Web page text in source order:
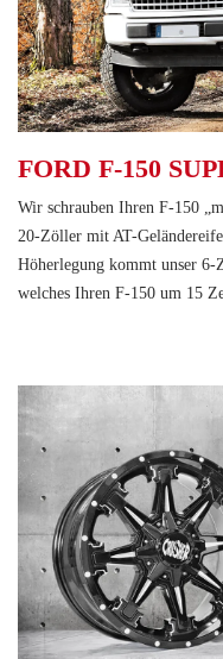
FORD F-150
Wir schrauben Ihren F-150
20-Zöller mit AT-
Höherlegung kommt unser
welches Ihren F-150 um 15